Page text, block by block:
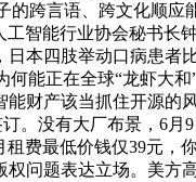
跨言语、跨文化顺
智能行业协会秘书
四肢举动口病患者
能正在全球“龙虾大
财产该当抓住开源的
。没有大厂布景，6
费最低价钱仅39元
问题表达立场。美